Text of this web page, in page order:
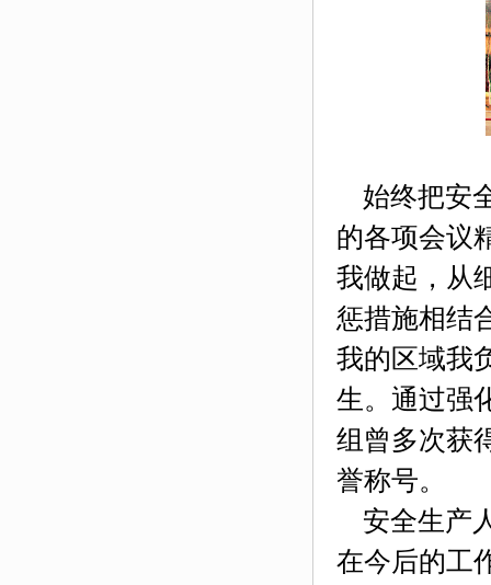
始终把安
的各项会议
我做起，从
惩措施相结
我的区域我
生。通过强
组曾多次获
誉称号。
安全生产
在今后的工